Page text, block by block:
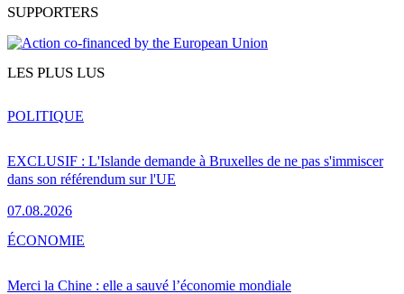
SUPPORTERS
LES PLUS LUS
EXCLUSIF : L'Islande demande à Bruxelles de ne pas s'immiscer
dans son référendum sur l'UE
07.08.2026
POLITIQUE
Merci la Chine : elle a sauvé l’économie mondiale
ÉCONOMIE